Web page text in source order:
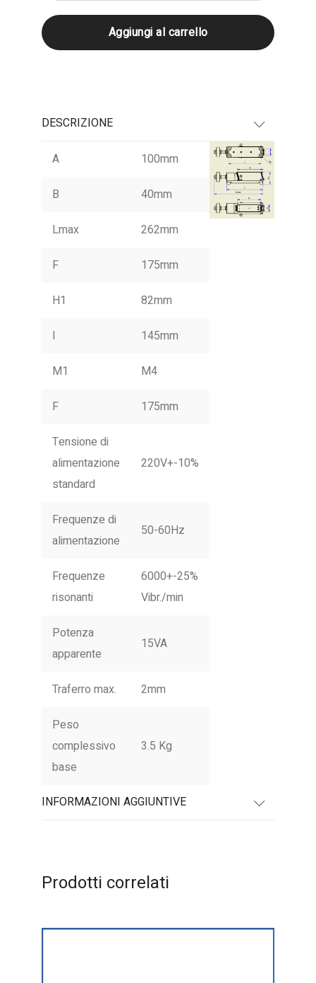
Aggiungi al carrello
DESCRIZIONE
A 100mm
B 40mm
Lmax 262mm
F 175mm
H1 82mm
I 145mm
M1 M4
F 175mm
Tensione di
alimentazione
standard
220V+-10%
Frequenze di
alimentazione
50-60Hz
Frequenze
risonanti
6000+-25%
Vibr./min
Potenza
apparente
15VA
Traferro max. 2mm
Peso
complessivo
base
3.5 Kg
INFORMAZIONI AGGIUNTIVE
Prodotti correlati